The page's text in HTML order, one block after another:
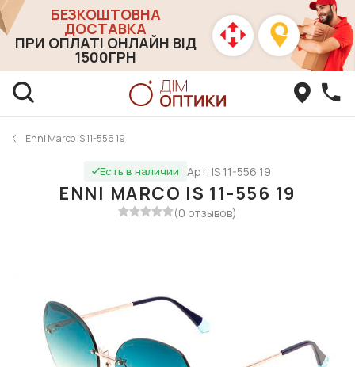
БЕЗКОШТОВНА
ДОСТАВКА
ПРИ ОПЛАТІ ОНЛАЙН ВІД
1500ГРН
Enni Marco IS 11-556 19
Есть в наличии Арт. IS 11-556 19
ENNI MARCO IS 11-556 19
(0 отзывов)